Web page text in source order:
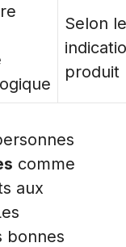
Selon
produit
comme
aux
bonnes